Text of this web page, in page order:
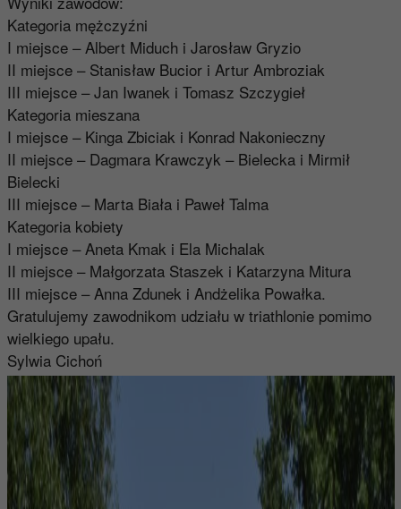
Kategoria mężczyźni
I miejsce – Albert Miduch i Jarosław Gryzio
II miejsce – Stanisław Bucior i Artur Ambroziak
III miejsce – Jan Iwanek i Tomasz Szczygieł
Kategoria mieszana
I miejsce – Kinga Zbiciak i Konrad Nakonieczny
II miejsce – Dagmara Krawczyk – Bielecka i Mirmił
Bielecki
III miejsce – Marta Biała i Paweł Talma
Kategoria kobiety
I miejsce – Aneta Kmak i Ela Michalak
II miejsce – Małgorzata Staszek i Katarzyna Mitura
III miejsce – Anna Zdunek i Andżelika Powałka.
Gratulujemy zawodnikom udziału w triathlonie pomimo
wielkiego upału.
Sylwia Cichoń